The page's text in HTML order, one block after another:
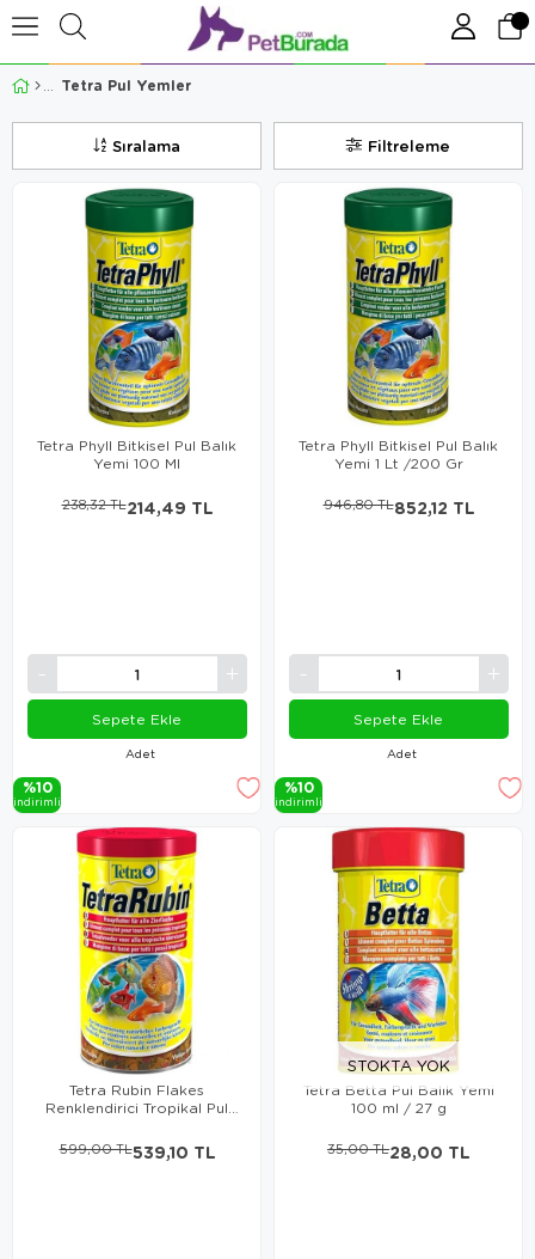
Tetra Pul Yemler
Filtreleme
Sıralama
Tetra Phyll Bitkisel Pul Balık
Yemi 100 Ml
Adet
214,49 TL
238,32 TL
Sepete Ekle
%10
i̇ndi̇ri̇mli̇
Tetra Phyll Bitkisel Pul Balık
Yemi 1 Lt /200 Gr
Adet
852,12 TL
946,80 TL
Sepete Ekle
%10
i̇ndi̇ri̇mli̇
Tetra Rubin Flakes
Renklendirici Tropikal Pul
539,10 TL
599,00 TL
STOKTA YOK
Tetra Betta Pul Balık Yemi
100 ml / 27 g
28,00 TL
35,00 TL